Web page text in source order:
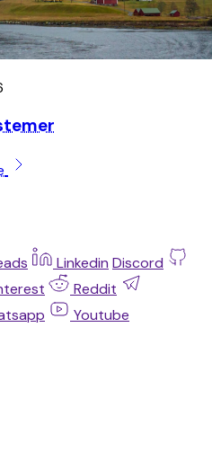
Linkedin Discord
Reddit
Youtube